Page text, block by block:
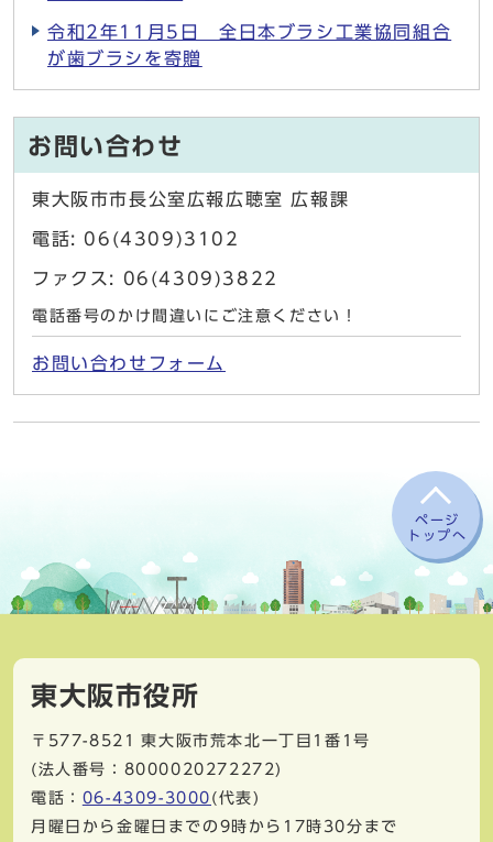
令和2年11月5日 全日本ブラシ工業協同組合
が歯ブラシを寄贈
お問い合わせ
東大阪市市長公室広報広聴室 広報課
電話: 06(4309)3102
ファクス: 06(4309)3822
電話番号のかけ間違いにご注意ください！
お問い合わせフォーム
ページ
トップへ
東大阪市役所
〒577-8521
東大阪市荒本北一丁目1番1号
(法人番号：8000020272272)
電話： 06-4309-3000 (代表)
月曜日から金曜日までの9時から17時30分まで